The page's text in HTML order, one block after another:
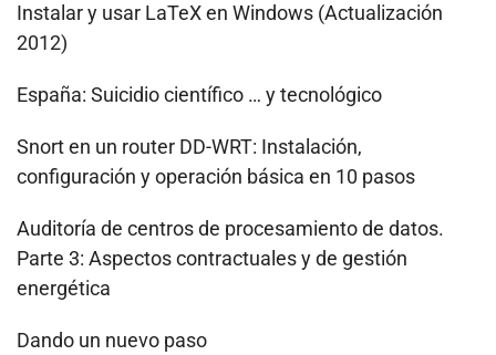
Instalar y usar LaTeX en Windows (Actualización
2012)
España: Suicidio científico … y tecnológico
Snort en un router DD-WRT: Instalación,
configuración y operación básica en 10 pasos
Auditoría de centros de procesamiento de datos.
Parte 3: Aspectos contractuales y de gestión
energética
Dando un nuevo paso